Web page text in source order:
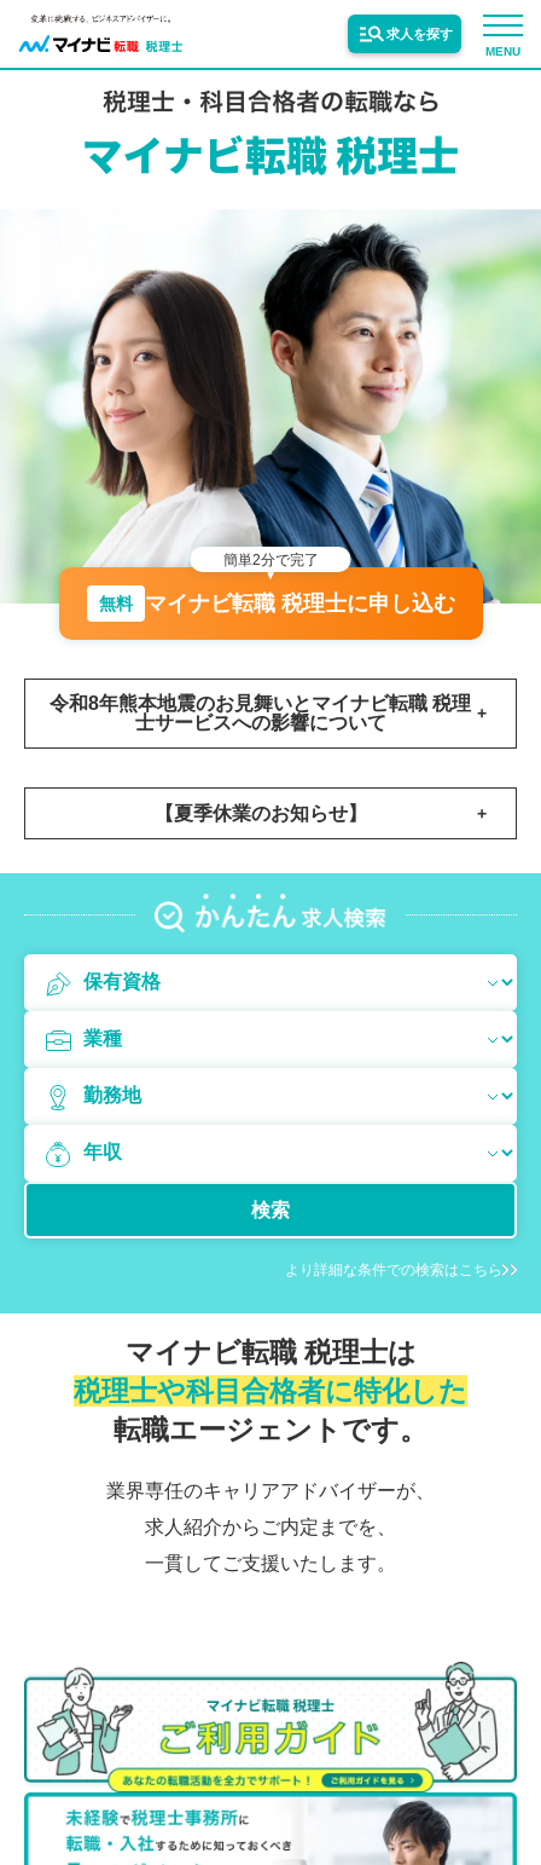
MENU
求人を探す
業界情報
求人情報
簡単2分で完了
無料 マイナビ転職 税理士に申し込む
令和8年熊本地震のお見舞いとマイナビ転職 税理
士サービスへの影響について
【夏季休業のお知らせ】
検索
より詳細な条件での検索はこちら
マイナビ転職 税理士は
税理士や科目合格者に特化した
転職エージェントです。
業界専任のキャリアアドバイザーが、
求人紹介から ご内定までを、
一貫してご支援いたします。